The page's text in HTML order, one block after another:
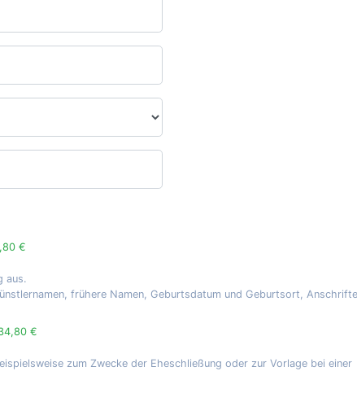
€
aus.
frühere Namen, Geburtsdatum und Geburtsort,
€
zum Zwecke der Eheschließung oder zur Vorlage bei einer